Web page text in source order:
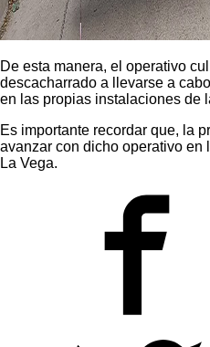
De esta manera, el operativo
descacharrado a llevarse a
en las propias instalaciones de
Es importante recordar que, la
avanzar con dicho operativo en
La Vega.